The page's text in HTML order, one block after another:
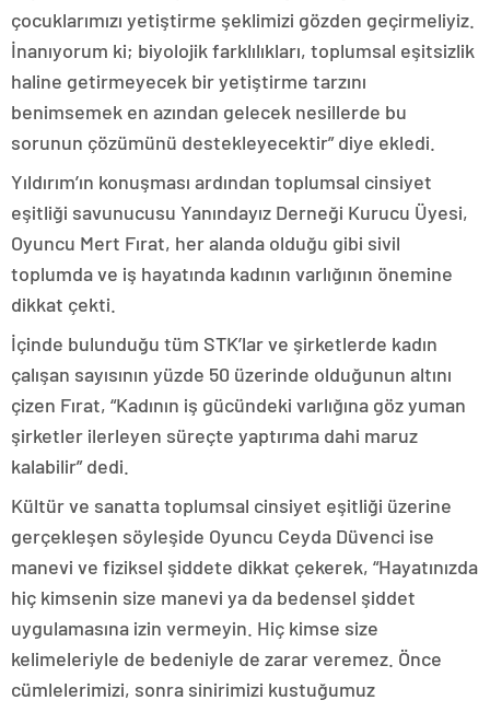
çocuklarımızı yetiştirme şeklimizi gözden geçirmeliyiz.
İnanıyorum ki; biyolojik farklılıkları, toplumsal eşitsizlik
haline getirmeyecek bir yetiştirme tarzını
benimsemek en azından gelecek nesillerde bu
sorunun çözümünü destekleyecektir” diye ekledi.
Yıldırım’ın konuşması ardından toplumsal cinsiyet
eşitliği savunucusu Yanındayız Derneği Kurucu Üyesi,
Oyuncu Mert Fırat, her alanda olduğu gibi sivil
toplumda ve iş hayatında kadının varlığının önemine
dikkat çekti.
İçinde bulunduğu tüm STK’lar ve şirketlerde kadın
çalışan sayısının yüzde 50 üzerinde olduğunun altını
çizen Fırat, “Kadının iş gücündeki varlığına göz yuman
şirketler ilerleyen süreçte yaptırıma dahi maruz
kalabilir” dedi.
Kültür ve sanatta toplumsal cinsiyet eşitliği üzerine
gerçekleşen söyleşide Oyuncu Ceyda Düvenci ise
manevi ve fiziksel şiddete dikkat çekerek, “Hayatınızda
hiç kimsenin size manevi ya da bedensel şiddet
uygulamasına izin vermeyin. Hiç kimse size
kelimeleriyle de bedeniyle de zarar veremez. Önce
cümlelerimizi, sonra sinirimizi kustuğumuz